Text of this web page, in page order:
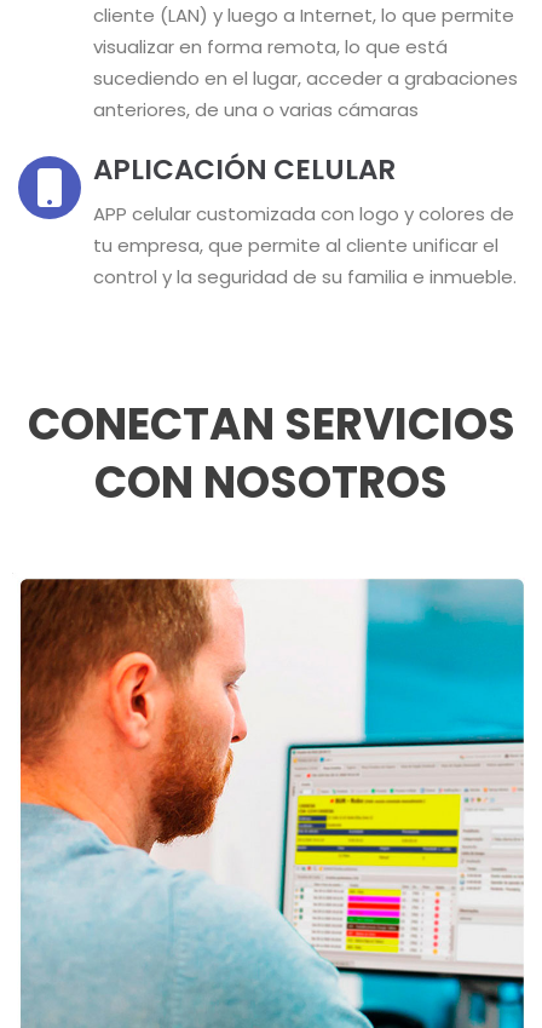
cliente (LAN) y luego a Internet, lo que permite
visualizar en forma remota, lo que está
sucediendo en el lugar, acceder a grabaciones
anteriores, de una o varias cámaras
APLICACIÓN CELULAR
APP celular customizada con logo y colores de
tu empresa, que permite al cliente unificar el
control y la seguridad de su familia e inmueble.
CONECTAN SERVICIOS
CON NOSOTROS